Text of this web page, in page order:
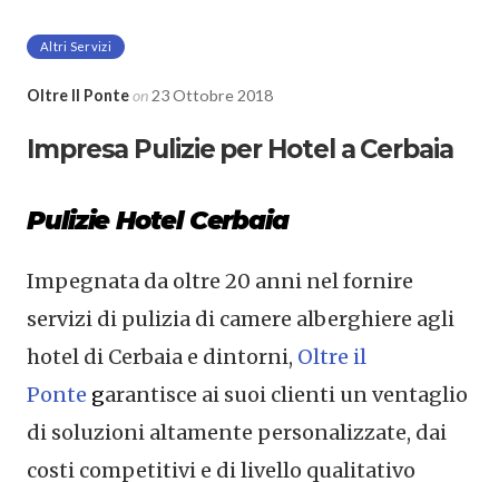
Altri Servizi
Oltre Il Ponteon23 Ottobre 2018
Impresa Pulizie per Hotel a Cerbaia
Pulizie Hotel Cerbaia
Impegnata da oltre 20 anni nel fornire
servizi di pulizia di camere alberghiere agli
hotel di Cerbaia e dintorni, Oltre il
Ponte garantisce ai suoi clienti un ventaglio
di soluzioni altamente personalizzate, dai
costi competitivi e di livello qualitativo